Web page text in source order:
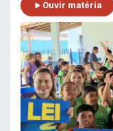
Ouvir matéria